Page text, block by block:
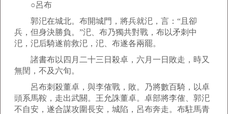
○呂布
郭汜在城北。布開城門，將兵就汜，言：“且卻
兵，但身決勝負。”汜、布乃獨共對戰，布以矛刺中
汜，汜后騎遂前救汜，汜、布遂各兩罷。
諸書布以四月二十三日殺卓，六月一日敗走，時又
無閏，不及六旬。
呂布刺殺董卓，與李傕戰，敗。乃將數百騎，以卓
頭系馬鞍，走出武關。王允誅董卓。卓部將李傕、郭汜
不自安，遂合謀攻圍長安，城陷，呂布奔走。布駐馬青